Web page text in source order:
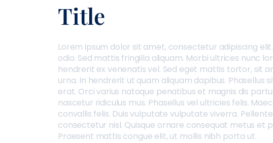
Title
Lorem ipsum dolor sit amet, consectetur adipiscing
odio. Sed mattis fringilla aliquam. Morbi ultrices nunc
hendrerit ex venenatis vel. Sed eget mattis tortor, sit
urna. In hendrerit ut quam aliquam dapibus. Phasellus
erat. Orci varius natoque penatibus et magnis dis
nascetur ridiculus mus. Phasellus vel ultricies felis.
convallis felis. Duis vulputate vulputate viverra.
consectetur nisl. Quisque ornare consequat metus et
Praesent mattis congue elit, ut mollis nibh porta ut.